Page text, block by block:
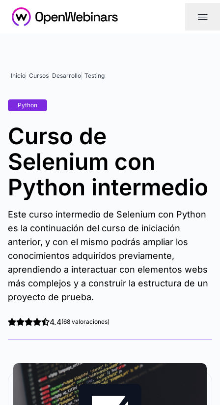
|||
Inicio Cursos Desarrollo Testing
Python
Curso de
Selenium con
Python intermedio
Este curso intermedio de Selenium con Python
es la continuación del curso de iniciación
anterior, y con el mismo podrás ampliar los
conocimientos adquiridos previamente,
aprendiendo a interactuar con elementos webs
más complejos y a construir la estructura de un
proyecto de prueba.
4.4(68 valoraciones)